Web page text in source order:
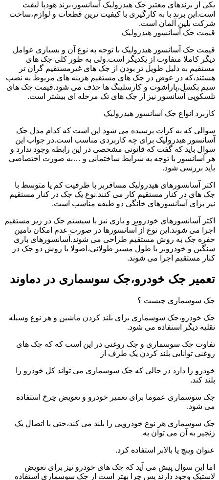
یکی از برندهای معتبر جک هیدرولیک آسانسور،برند هودپا لیفت
است.این برند با به کارگیری با کیفیت ترین قطعات و لوازم،ساخت
شرکت بلین آلمان است.
قیمت جک آسانسور هیدرولیک
قیمت جک آسانسور هیدرولیک با توجه به نوع آن و بسیاری عوامل
دیگر کاملا متفاوت از یکدیگر است.ولی به طور کلی جک های
مستقیم به دلیل طویل تر بودن از جک های غیرمستقیم گران تر
هستند،که در عوض در جک های مستقیم هزینه های مربوط به نصب
سیم بکسل،پاراشوت و کارسلینگ ها حذف می شود.قیمت جک های
تلسکوپی آسانسور نیز از جک های تک مرحله ای بیشتر است.
کاربرد انواع جک آسانسور هیدرولیک
سوالی که به کرات پرسیده می شود این است که کدام مدل جک
آسانسور هیدرولیک برای چه کاربردی مناسب است.در جواب این
سوال باید که گفت که قانونی مشخصی در این رابطه وجود ندارد و
هر آسانسور با توجه به شرایط ساختمانی و …به صورت اختصاصی
باید بررسی شود.
اکثر آسانسورهای هیدرولیک مسافربر با ظرفیت کم یا متوسط با
جک های در کنار مستقیم کار می کنند.نوع یک جک در کنار مستقیم
نیز برای آسانسورهای خانگی دو طبقه مناسب است.
اکثر آسانسورهای خودروبر و باری نیز با سیستم جک در زیر مستقیم
اجرا می شوند.این نوع از آسانسورها در صورت عدم امکان تامین
حفره جک به روش مستقیم طراحی می شوند.آسانسورهای باری
سنگین و خودروبر با طول مسیر طولانی،اصولا با روش دو جک در
کنار مستقیم اجرا می شوند.
تعمیر جک خودرو،جک سوسماری در دماوند
جک سوسماری چیست ؟
جک خودرو،جک سوسماری برای بلند کردن ماشین و هر نوع وسیله
نقلیه دیگر استفاده می شود.
تفاوت جک سوسماری و جک روغنی در این است که که جک های
روغنی توانایی بلند کردن یک طرف از
خودرو را دارد در حالی که جک سوسماری می تواند کل خودرو را
بلند کند.
جک سوسماری عموما برای تعمیر خودرو و تعویض چرخ استفاده
می شود.
جک سوسماری هر نوع خودرویی را بلند می کند،حتی با اتصال یک
زنجیر به آن می توان به
عنوان وینچ یا بالابر استفاده کرد.
اما این سوال پیش می آید که جک های خودرو نیز برای تعویض
لاستیک وجود دارند پس چرا بهتر است از جک سوسماری استفاده